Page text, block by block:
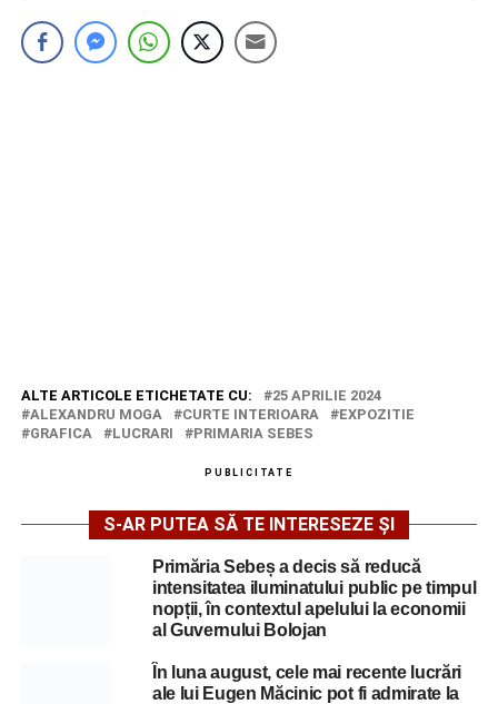
ALTE ARTICOLE ETICHETATE CU:
25 APRILIE 2024
ALEXANDRU MOGA
CURTE INTERIOARA
EXPOZITIE
GRAFICA
LUCRARI PRIMARIA SEBES
PUBLICITATE
S-AR PUTEA SĂ TE INTERESEZE ȘI
Primăria Sebeș a decis să reducă
intensitatea iluminatului public pe timpul
nopții, în contextul apelului la economii
al Guvernului Bolojan
În luna august, cele mai recente lucrări
ale lui Eugen Măcinic pot fi admirate la